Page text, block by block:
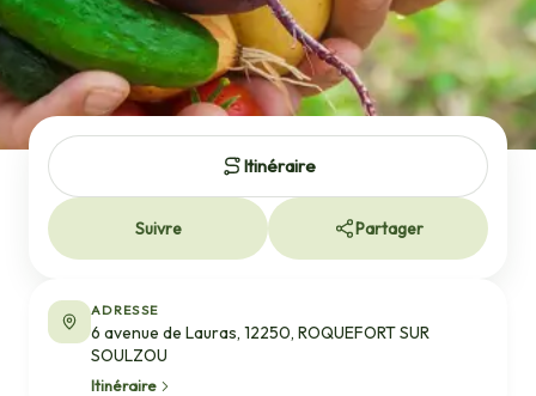
Itinéraire
Suivre Partager
ADRESSE
6 avenue de Lauras, 12250, ROQUEFORT SUR
SOULZOU
Itinéraire